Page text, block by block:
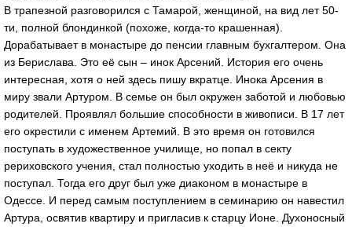
В трапезной разговорился с Тамарой, женщиной, на вид лет 50-
ти, полной блондинкой (похоже, когда-то крашенная).
Дорабатывает в монастыре до пенсии главным бухгалтером. Она
из Берислава. Это её сын – инок Арсений. История его очень
интересная, хотя о ней здесь пишу вкратце. Инока Арсения в
миру звали Артуром. В семье он был окружен заботой и любовью
родителей. Проявлял большие способности в живописи. В 17 лет
его окрестили с именем Артемий. В это время он готовился
поступать в художественное училище, но попал в секту
рериховского учения, стал полностью уходить в неё и никуда не
поступал. Тогда его друг был уже диаконом в монастыре в
Одессе. И перед самым поступлением в семинарию он навестил
Артура, освятив квартиру и пригласив к старцу Ионе. Духоносный